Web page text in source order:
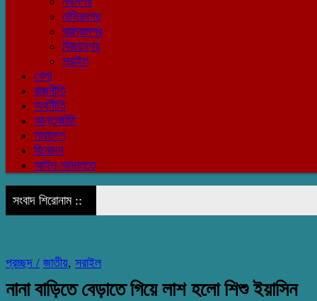
নাসিরনগর
বাঞ্ছারামপুর
বিজয়নগর
সরাইল
খেলা
রাজনীতি
অর্থনীতি
আন্তর্জাতি
সারাদেশ
বিনোদন
আইন-আদালতে
সংবাদ শিরোনাম ::
প্রচ্ছদ / জাতীয়, সরাইল
নানা বাড়িতে বেড়াতে গিয়ে লাশ হলো শিশু ইয়াসিন